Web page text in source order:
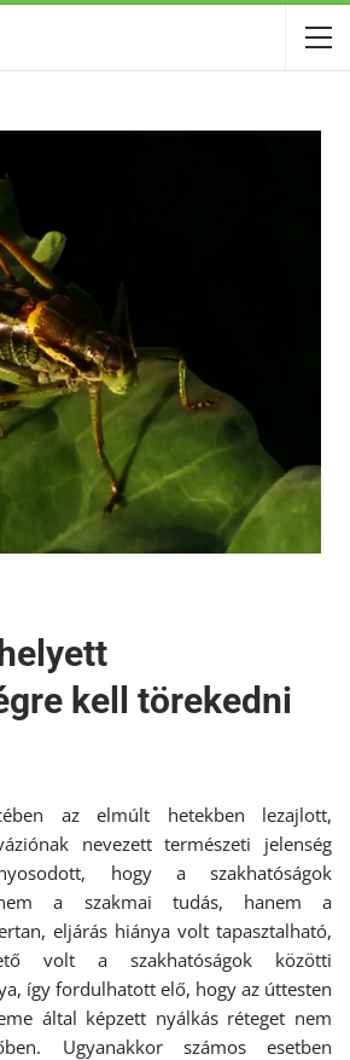
kell törekedni
az elmúlt hetekben lezajlott,
nevezett természeti jelenség
hogy a szakhatóságok
nem a szakmai tudás, hanem a
eljárás hiánya volt tapasztalható,
volt a szakhatóságok közötti
így fordulhatott elő, hogy az úttesten
által képzett nyálkás réteget nem
Ugyanakkor számos esetben